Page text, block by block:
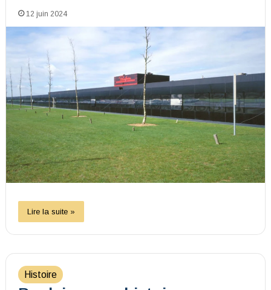
12 juin 2024
Lire la suite »
Histoire